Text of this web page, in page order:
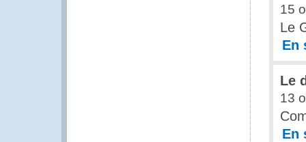
15
Le
En
Le
13
En